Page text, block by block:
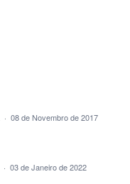
· 08 de Novembro de 2017
· 03 de Janeiro de 2022